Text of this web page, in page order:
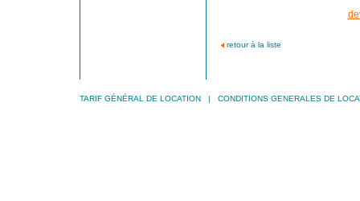
retour à la liste
TARIF GÉNÉRAL DE LOCATION| CONDITIONS GENERALES DE